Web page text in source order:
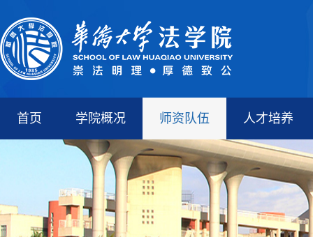
首页 学院概况 师资队伍 人才培养